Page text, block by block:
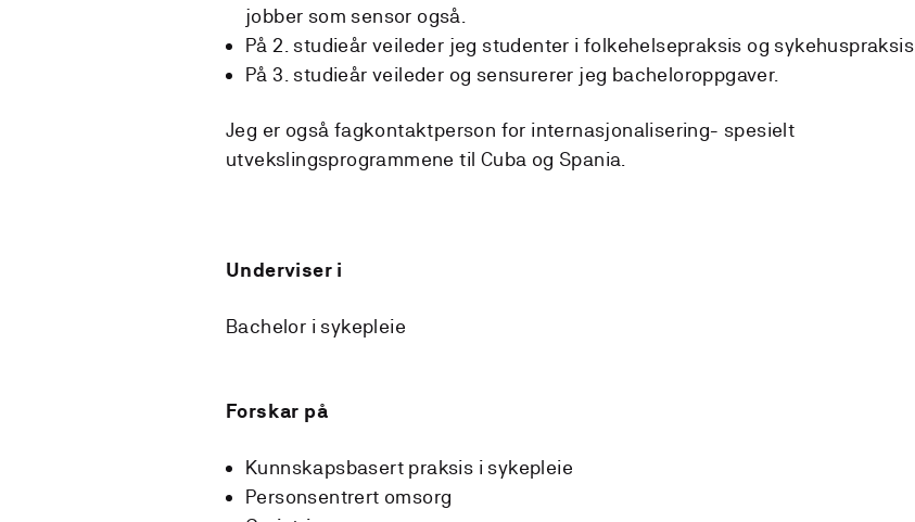
jobber som sensor også.
På 2. studieår veileder jeg studenter i folkehelsepraksis og sykehuspraksis.
På 3. studieår veileder og sensurerer jeg bacheloroppgaver.
Jeg er også fagkontaktperson for internasjonalisering- spesielt
utvekslingsprogrammene til Cuba og Spania.
Underviser i
Bachelor i sykepleie
Forskar på
Kunnskapsbasert praksis i sykepleie
Personsentrert omsorg